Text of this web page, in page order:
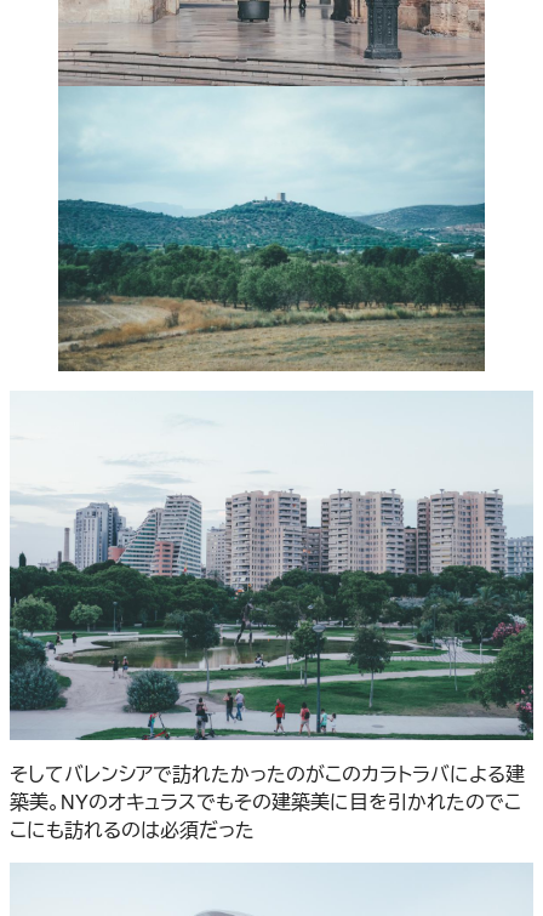
そしてバレンシアで訪れたかったのがこのカラトラバによる建
築美。NYのオキュラスでもその建築美に目を引かれたのでこ
こにも訪れるのは必須だった